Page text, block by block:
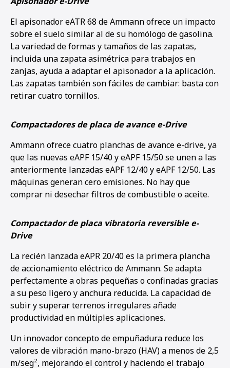
El apisonador eATR 68 de Ammann ofrece un impacto
sobre el suelo similar al de su homólogo de gasolina.
La variedad de formas y tamaños de las zapatas,
incluida una zapata asimétrica para trabajos en
zanjas, ayuda a adaptar el apisonador a la aplicación.
Las zapatas también son fáciles de cambiar: basta con
retirar cuatro tornillos.
Compactadores de placa de avance e-Drive
Ammann ofrece cuatro planchas de avance e-drive, ya
que las nuevas eAPF 15/40 y eAPF 15/50 se unen a las
anteriormente lanzadas eAPF 12/40 y eAPF 12/50. Las
máquinas generan cero emisiones. No hay que
comprar ni desechar filtros de combustible o aceite.
Compactador de placa vibratoria reversible e-
Drive
La recién lanzada eAPR 20/40 es la primera plancha
de accionamiento eléctrico de Ammann. Se adapta
perfectamente a obras pequeñas o confinadas gracias
a su peso ligero y anchura reducida. La capacidad de
subir y superar terrenos irregulares añade
productividad en múltiples aplicaciones.
Un innovador concepto de empuñadura reduce los
valores de vibración mano-brazo (HAV) a menos de 2,5
m/seg², mejorando el control y haciendo el trabajo